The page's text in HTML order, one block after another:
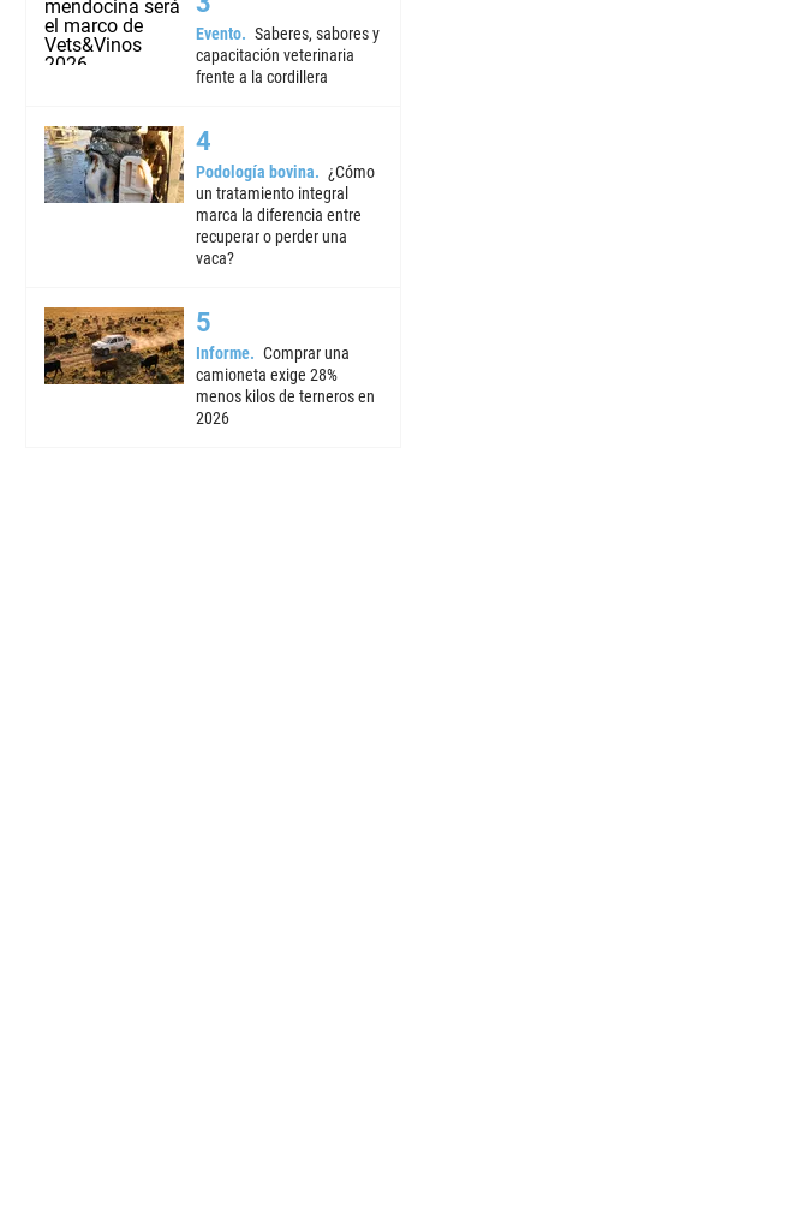
Evento
Saberes, sabores y
capacitación veterinaria
frente a la cordillera
Podología bovina
¿Cómo
un tratamiento integral
marca la diferencia entre
recuperar o perder una
vaca?
Informe
Comprar una
camioneta exige 28%
menos kilos de terneros en
2026